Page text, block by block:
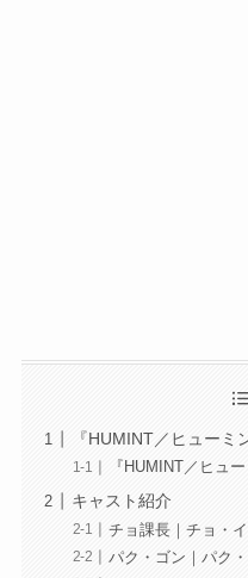
『HUMINT／ヒューミ
『HUMINT／ヒュ
キャスト紹介
チョ課長｜チョ・
パク・ゴン｜パク